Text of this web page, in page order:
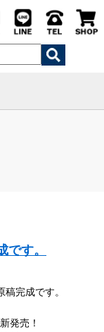
です。
完成です。
発売！